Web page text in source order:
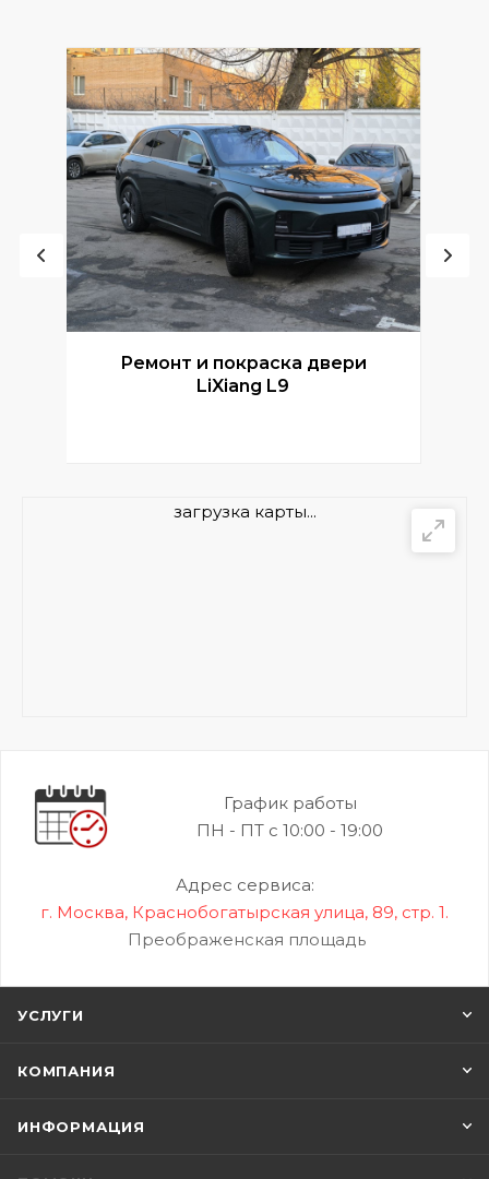
Ремонт и покраска двери
LiXiang L9
загрузка карты...
График работы
ПН - ПТ с 10:00 - 19:00
Адрес сервиса:
г. Москва, Краснобогатырская улица, 89, стр. 1.
Преображенская площадь
УСЛУГИ
КОМПАНИЯ
ИНФОРМАЦИЯ